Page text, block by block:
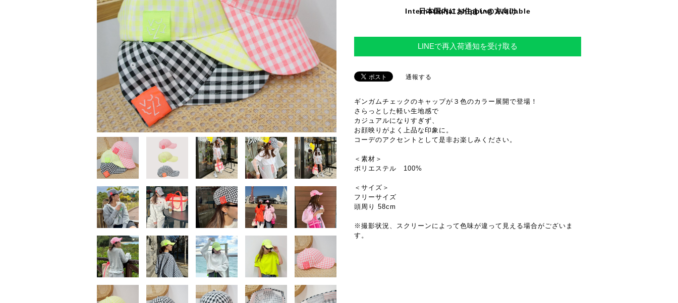
International shipping available
日本国内にお住まいの方向け
LINEで再入荷通知を受け取る
通報する
ギンガムチェックのキャップが３色のカラー展開で登場！
さらっとした軽い生地感で
カジュアルになりすぎず、
お顔映りがよく上品な印象に。
コーデのアクセントとして是非お楽しみください。
＜素材＞
ポリエステル 100%
＜サイズ＞
フリーサイズ
頭周り 58cm
※撮影状況、スクリーンによって色味が違って見える場合がございま
す。